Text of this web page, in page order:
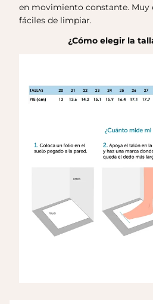
en movimiento constante. Muy
fáciles de limpiar.
¿Cómo elegir la